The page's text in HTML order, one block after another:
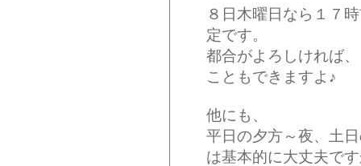
８日木曜日なら１７
定です。
都合がよろしければ
こともできますよ♪
他にも、
平日の夕方～夜、土
は基本的に大丈夫で